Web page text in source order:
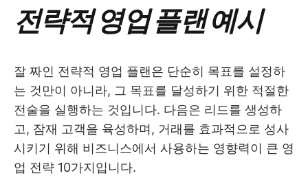
전략적 영업 플랜 예시
잘 짜인 전략적 영업 플랜은 단순히 목표를 설정하
는 것만이 아니라, 그 목표를 달성하기 위한 적절한
전술을 실행하는 것입니다. 다음은 리드를 생성하
고, 잠재 고객을 육성하며, 거래를 효과적으로 성사
시키기 위해 비즈니스에서 사용하는 영향력이 큰 영
업 전략 10가지입니다.